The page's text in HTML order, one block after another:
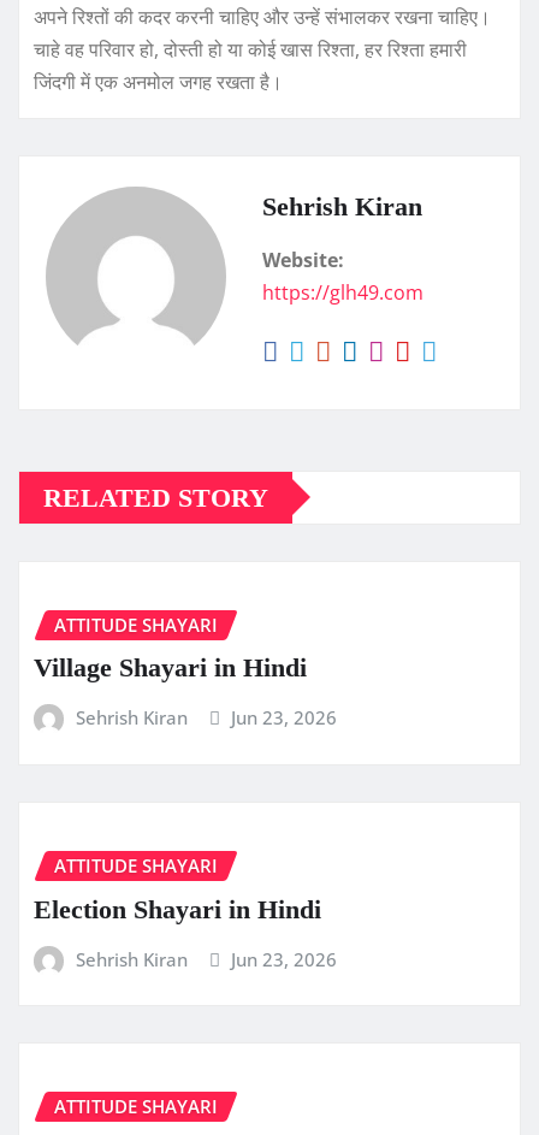
अपने रिश्तों की कदर करनी चाहिए और उन्हें संभालकर रखना चाहिए।
चाहे वह परिवार हो, दोस्ती हो या कोई खास रिश्ता, हर रिश्ता हमारी
जिंदगी में एक अनमोल जगह रखता है।
Sehrish Kiran
Website:
https://glh49.com
RELATED STORY
ATTITUDE SHAYARI
Village Shayari in Hindi
Sehrish Kiran Jun 23, 2026
ATTITUDE SHAYARI
Election Shayari in Hindi
Sehrish Kiran Jun 23, 2026
ATTITUDE SHAYARI